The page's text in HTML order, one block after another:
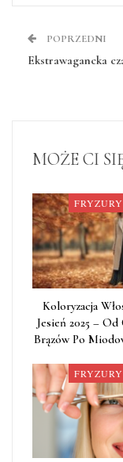
POPRZEDNI
Ekstrawagancka
MOŻE CI
FRYZURY
Koloryzacja
Jesień 2025 – Od
Brązów Po
FRYZURY